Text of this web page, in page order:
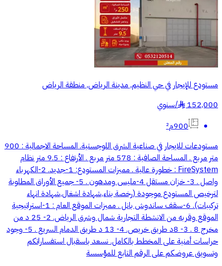
مستودع للإيجار في حي النظيم, مدينة الرياض, منطقة الرياض
152,000
§
/سنوي
900م²
مستودعات للايجار في صناعية الشرق اللوجستية. المساحة الاجمالية : 900
متر مربع . المساحة الصافية : 578 متر مربع . الأرتفاع : 9.5 متر نظام
FireSystem : خطورة عالية . مميزات المستودع: 1-جديد. 2-الكهرباء
واصل . 3- خزان مستقل 4-مليس ومدهون . 5- جميع الأوراق المطلوبة
لترخيص المستودع موجودة (رخصة بناء,شهادة اشغال,شهادة انهاء
تركيبات). 6-سقف ساندوش بانل . مميزات الموقع العام : 1-استراتيجية
الموقع وقربه من الانشطة التجارية شمال وشرق الرياض. 2- 25 د من
مخرج 8 . 3- 8د طريق خريص. 4- 13 د طريق الدمام السريع . 5- وجود
حراسات أمنية على المخطط بالكامل. نسعد باسقبال استفساراتكم
وتسويق عروضكم على الرقم التابع للمؤسسة